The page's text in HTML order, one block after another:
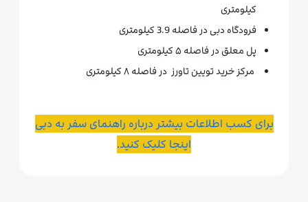
کیلومتری
فرودگاه دبی در فاصله 3.9 کیلومتری
پل معلق در فاصله ۵ کیلومتری
مرکز خرید تویین تاورز در فاصله ۸ کیلومتری
برای کسب اطلاعات بیشتر درباره راهنمای سفر به دبی
اینجا کلیک کنید.